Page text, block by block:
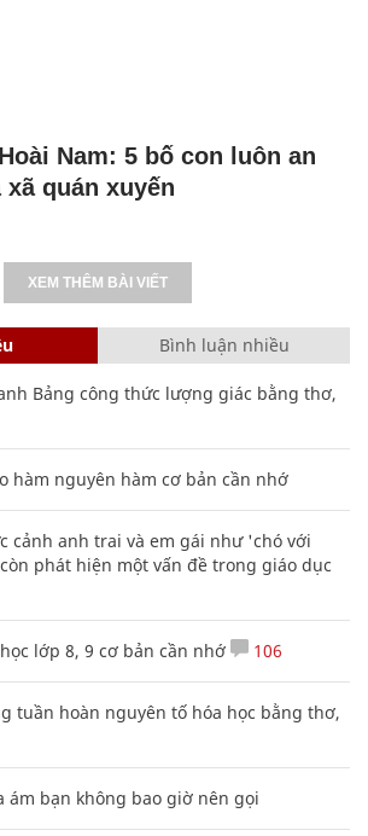
Nam: 5 bố con luôn an
quán xuyến
XEM THÊM BÀI VIẾT
Bình luận nhiều
Bảng công thức lượng giác bằng thơ,
hàm nguyên hàm cơ bản cần nhớ
cảnh anh trai và em gái như 'chó với
phát hiện một vấn đề trong giáo dục
lớp 8, 9 cơ bản cần nhớ 106
tuần hoàn nguyên tố hóa học bằng thơ,
ám bạn không bao giờ nên gọi